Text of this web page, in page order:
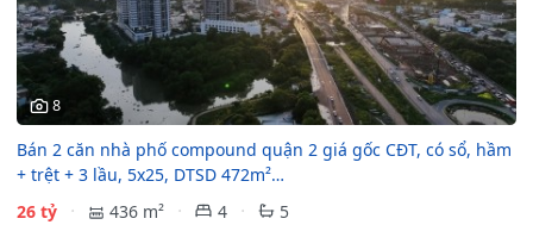
8
Bán 2 căn nhà phố compound quận 2 giá gốc CĐT, có sổ, hầm
+ trệt + 3 lầu, 5x25, DTSD 472m²…
26 tỷ
436 m² 4
5